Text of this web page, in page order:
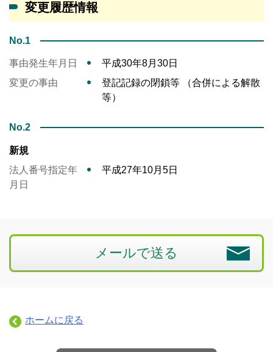
変更履歴情報
No.1
事由発生年月日
平成30年8月30日
変更の事由
登記記録の閉鎖等 （合併による解散
等）
No.2
新規
法人番号指定年
月日
平成27年10月5日
メールで送る
ホームに戻る